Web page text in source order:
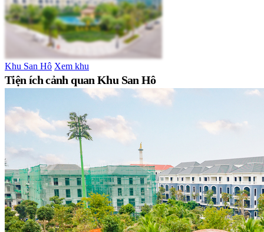
Khu San Hô Xem khu
Tiện ích cảnh quan Khu San Hô